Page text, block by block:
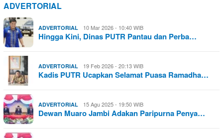
ADVERTORIAL
ADVERTORIAL 10 Mar 2026 - 10:40 WIB
Hingga Kini, Dinas PUTR Pantau dan Perba…
ADVERTORIAL 19 Feb 2026 - 20:13 WIB
Kadis PUTR Ucapkan Selamat Puasa Ramadha…
ADVERTORIAL 15 Agu 2025 - 19:50 WIB
Dewan Muaro Jambi Adakan Paripurna Penya…